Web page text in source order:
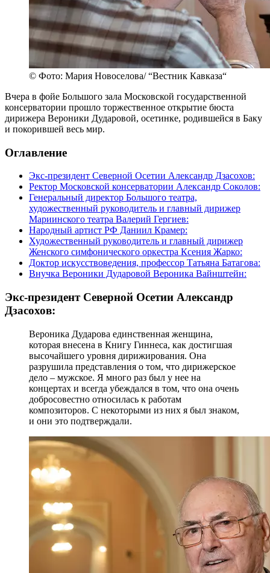
© Фото: Мария Новоселова/ “Вестник Кавказа“
Вчера в фойе Большого зала Московской государственной
консерватории прошло торжественное открытие бюста
дирижера Вероники Дударовой, осетинке, родившейся в Баку
и покорившей весь мир.
Оглавление
Экс-президент Северной Осетии Александр Дзасохов:
Ректор Московской консерватории Александр Соколов:
Генеральный директор Большого театра,
художественный руководитель и главный дирижер
Мариинского театра Валерий Гергиев:
Народный артист РФ Даниил Крамер:
Художественный руководитель и главный дирижер
Женского симфонического оркестра Ксения Жарко:
Доктор искусствоведения, профессор Татьяна Батагова:
Внучка Вероники Дударовой Вероника Вайнштейн:
Экс-президент Северной Осетии Александр
Дзасохов:
Вероника Дударова единственная женщина,
которая внесена в Книгу Гиннеса, как достигшая
высочайшего уровня дирижирования. Она
разрушила представления о том, что дирижерское
дело – мужское. Я много раз был у нее на
концертах и всегда убеждался в том, что она очень
добросовестно относилась к работам
композиторов. С некоторыми из них я был знаком,
и они это подтверждали.